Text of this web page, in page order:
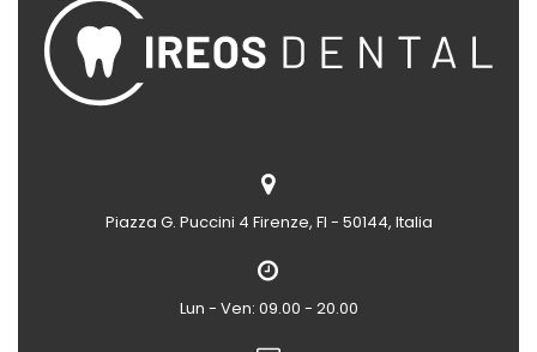
Piazza G. Puccini 4 Firenze, FI - 50144, Italia
Lun - Ven: 09.00 - 20.00